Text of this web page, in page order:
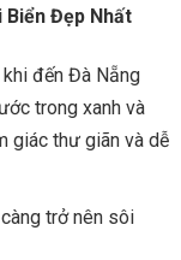
Biển Đẹp Nhất
đến Đà Nẵng
trong xanh và
giác thư giãn và dễ
trở nên sôi